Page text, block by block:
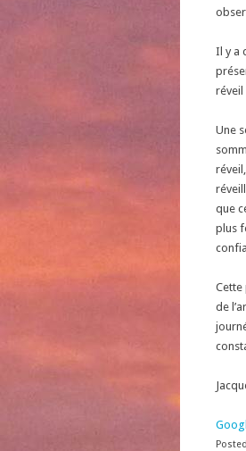
Il y a
réveil
Une
que
plus
Cette
de